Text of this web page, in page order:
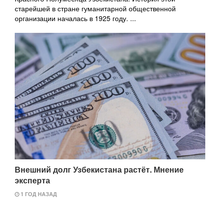
старейшей в стране гуманитарной общественной
организации началась в 1925 году. ...
Внешний долг Узбекистана растёт. Мнение
эксперта
1 ГОД НАЗАД